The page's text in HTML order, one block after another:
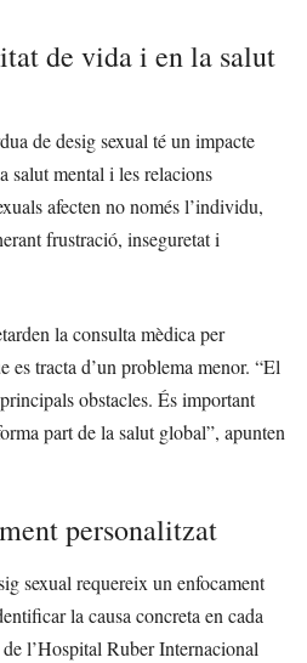
de vida i en la salut
de desig sexual té un impacte
salut mental i les relacions
afecten no només l’individu,
frustració, inseguretat i
la consulta mèdica per
es tracta d’un problema menor. “El
obstacles. És important
part de la salut global”, apunten
personalitzat
sexual requereix un enfocament
la causa concreta en cada
l’Hospital Ruber Internacional